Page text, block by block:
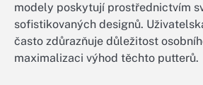
modely poskytují prostřednictvím
sofistikovaných designů.
často zdůrazňuje důležitost
maximalizaci výhod těchto putterů.